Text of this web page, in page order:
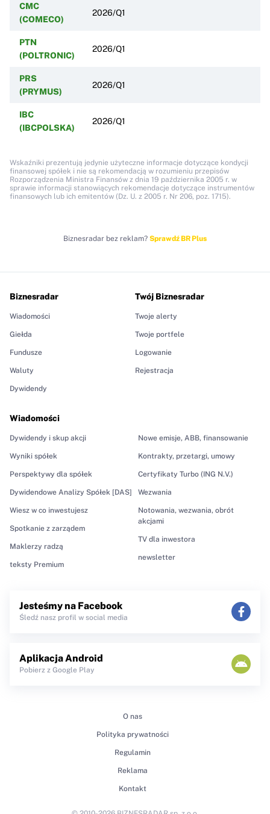
CMC
(COMECO)
2026/Q1
PTN
(POLTRONIC)
2026/Q1
PRS
(PRYMUS)
2026/Q1
IBC
(IBCPOLSKA)
2026/Q1
Wskaźniki prezentują jedynie użyteczne informacje dotyczące kondycji
finansowej spółek i nie są rekomendacją w rozumieniu przepisów
Rozporządzenia Ministra Finansów z dnia 19 października 2005 r. w
sprawie informacji stanowiących rekomendacje dotyczące instrumentów
finansowych lub ich emitentów (Dz. U. z 2005 r. Nr 206, poz. 1715).
Biznesradar bez reklam? Sprawdź BR Plus
Biznesradar
Wiadomości
Giełda
Fundusze
Waluty
Dywidendy
Wiadomości
Dywidendy i skup akcji
Wyniki spółek
Perspektywy dla spółek
Dywidendowe Analizy Spółek [DAS]
Wiesz w co inwestujesz
Spotkanie z zarządem
Maklerzy radzą
teksty Premium
Nowe emisje, ABB, finansowanie
Kontrakty, przetargi, umowy
Certyfikaty Turbo (ING N.V.)
Wezwania
Notowania, wezwania, obrót
akcjami
TV dla inwestora
newsletter
Twój Biznesradar
Twoje alerty
Twoje portfele
Logowanie
Rejestracja
Jesteśmy na Facebook
Śledź nasz profil w social media
Aplikacja Android
Pobierz z Google Play
O nas
Polityka prywatności
Regulamin
Reklama
Kontakt